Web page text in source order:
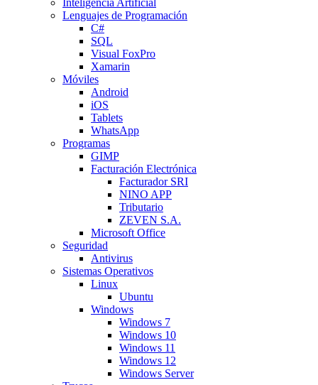
Inteligencia Artificial
Lenguajes de Programación
C#
SQL
Visual FoxPro
Xamarin
Móviles
Android
iOS
Tablets
WhatsApp
Programas
GIMP
Facturación Electrónica
Facturador SRI
NINO APP
Tributario
ZEVEN S.A.
Microsoft Office
Seguridad
Antivirus
Sistemas Operativos
Linux
Ubuntu
Windows
Windows 7
Windows 10
Windows 11
Windows 12
Windows Server